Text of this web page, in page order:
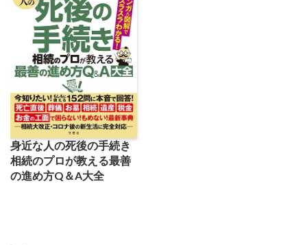
身近な人の死後の手続き
相続のプロが教える最善
の進め方Q＆A大全